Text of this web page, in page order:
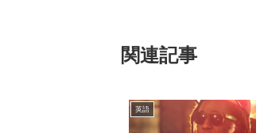
関連記事
英語